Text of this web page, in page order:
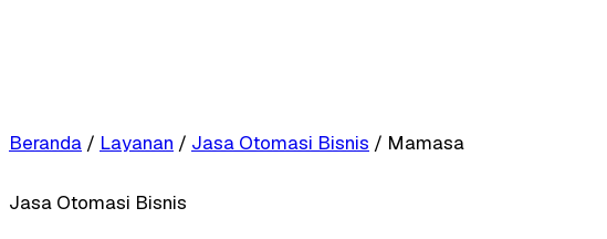
Beranda / Layanan / Jasa Otomasi Bisnis / Mamasa
Jasa Otomasi Bisnis